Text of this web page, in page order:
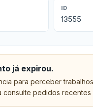
ID
13555
já expirou.
para perceber
pedidos recentes